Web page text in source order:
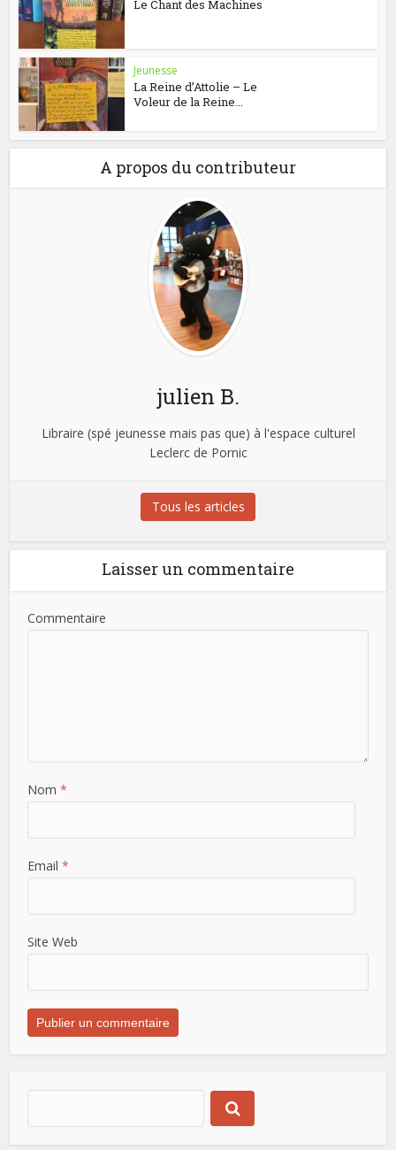
Le Chant des Machines
Jeunesse
La Reine d’Attolie – Le
Voleur de la Reine...
A propos du contributeur
julien B.
Libraire (spé jeunesse mais pas que) à l'espace culturel
Leclerc de Pornic
Tous les articles
Laisser un commentaire
Commentaire
Nom *
Email *
Site Web